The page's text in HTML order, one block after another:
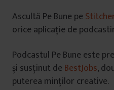
Ascultă Pe Bune pe
orice aplicație de
Podcastul Pe Bune este
și susținut de BestJobs,
puterea minților creative.